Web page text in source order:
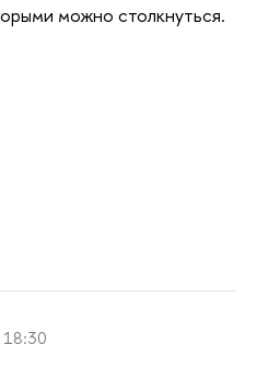
можно столкнуться.